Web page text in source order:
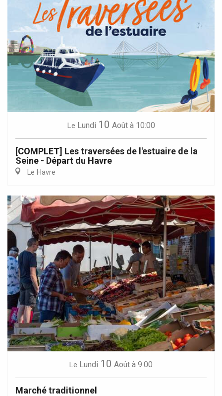
Le Lundi 10 Août à 10:00
[COMPLET] Les traversées de l'estuaire de la
Seine - Départ du Havre
Le Havre
Le Lundi 10 Août à 9:00
Marché traditionnel